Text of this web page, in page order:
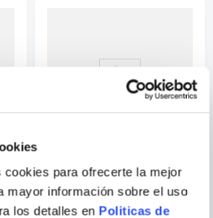
cookies para ofrecerte la mejor
mayor información sobre el uso
los detalles en Politicas de
RICK REMENDER
DEADLY CLASS VOL. 01